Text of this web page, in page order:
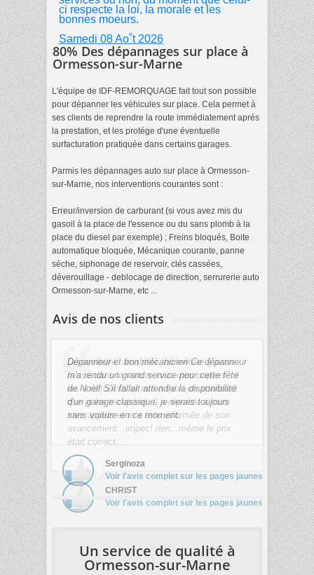
ci respecte la loi, la morale et les
bonnes moeurs.
Samedi 08 Ao˚t 2026
80% Des dépannages sur place à
Ormesson-sur-Marne
L'équipe de IDF-REMORQUAGE fait tout son possible
pour dépanner les véhicules sur place. Cela permet à
ses clients de reprendre la route immédiatement aprés
la prestation, et les protége d'une éventuelle
surfacturation pratiquée dans certains garages.
Parmis les dépannages auto sur place à Ormesson-
sur-Marne, nos interventions courantes sont :
Erreur/inversion de carburant (si vous avez mis du
gasoil à la place de l'essence ou du sans plomb à la
place du diesel par exemple) ; Freins bloqués, Boite
automatique bloquée, Mécanique courante, panne
séche, siphonage de reservoir, clés cassées,
déverouillage - deblocage de direction, serrurerie auto
Ormesson-sur-Marne, etc ...
Avis de nos clients
Dépanneur et bon mécanicien Ce dépanneur
m'a rendu un grand service pour cette fête
de Noèl! S'il fallait attendre la disponibilité
d'un garage classique, je serais toujours
sans voiture en ce moment.
Serginoza
Voir l'avis complet sur les pages jaunes
Un service de qualité à
Ormesson-sur-Marne